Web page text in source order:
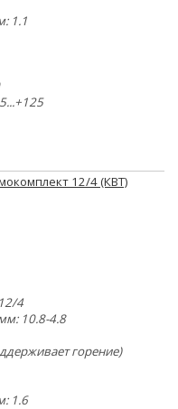
1.1
12/4 (КВТ)
4
10.8-4.8
горение)
1.6